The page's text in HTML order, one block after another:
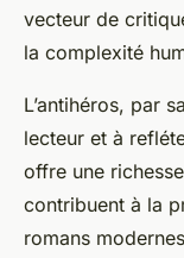
vecteur de
la complexité
L’antihéros, par
lecteur et à
offre une
contribuent à la
romans